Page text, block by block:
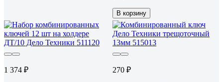
В корзину
1 374 ₽ 270 ₽